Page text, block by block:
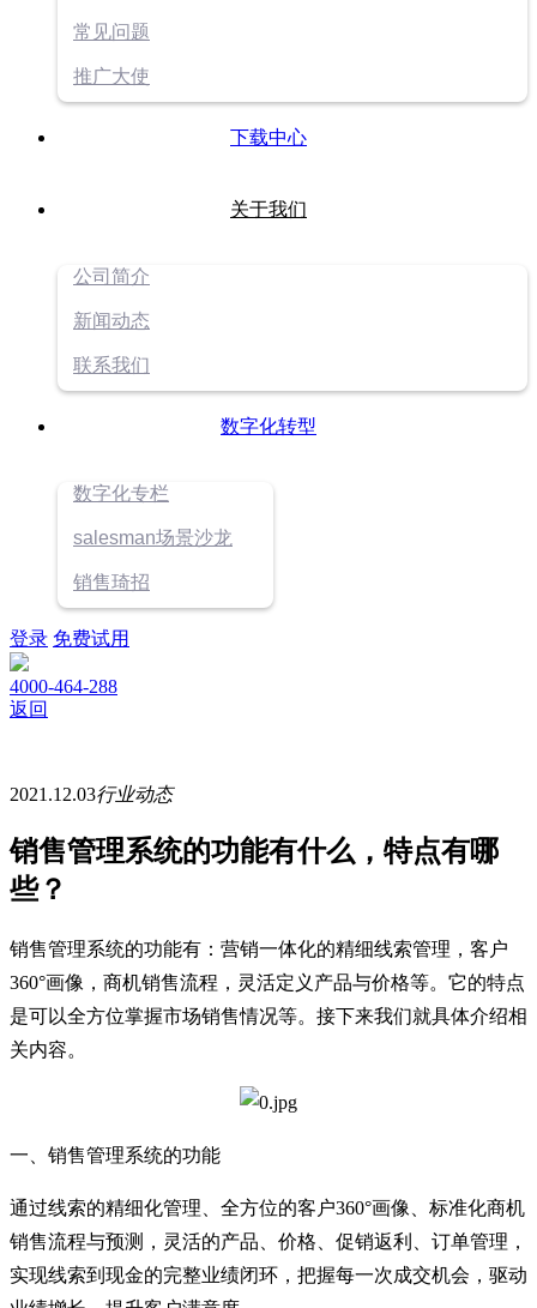
常见问题
推广大使
下载中心
关于我们
公司简介
新闻动态
联系我们
数字化转型
数字化专栏
salesman场景沙龙
销售琦招
登录 免费试用
4000-464-288
返回
2021.12.03行业动态
销售管理系统的功能有什么，特点有哪
些？
销售管理系统的功能有：营销一体化的精细线索管理，客户
360°画像，商机销售流程，灵活定义产品与价格等。它的特点
是可以全方位掌握市场销售情况等。接下来我们就具体介绍相
关内容。
一、销售管理系统的功能
通过线索的精细化管理、全方位的客户360°画像、标准化商机
销售流程与预测，灵活的产品、价格、促销返利、订单管理，
实现线索到现金的完整业绩闭环，把握每一次成交机会，驱动